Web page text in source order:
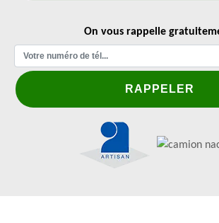
On vous rappelle